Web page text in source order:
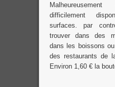
difficilement
surfaces. par
trouver dans des
dans les boissons
des restaurants de
Environ 1,60 € la